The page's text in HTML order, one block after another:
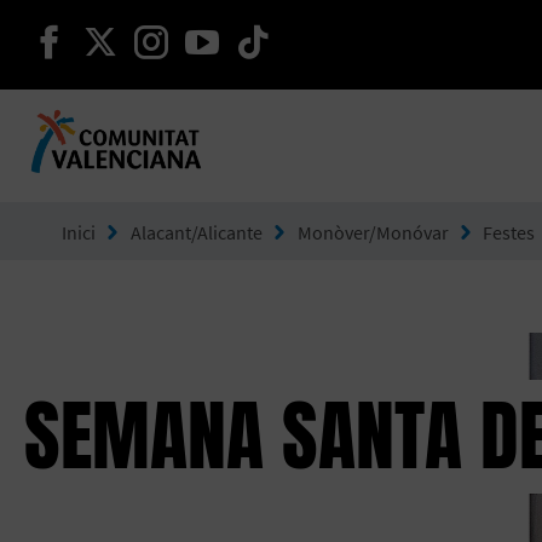
seguir en facebook
seguir en twitter
seguir en instagram
seguir en youtube
Inici Alacant/Alicante Monòver/Monóvar Festes
SEMANA SANTA